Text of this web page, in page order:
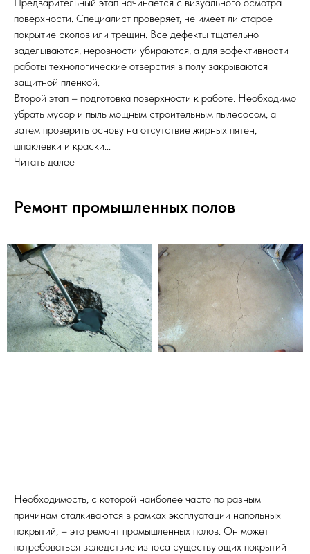
Предварительный этап начинается с визуального осмотра
поверхности. Специалист проверяет, не имеет ли старое
покрытие сколов или трещин. Все дефекты тщательно
заделываются, неровности убираются, а для эффективности
работы технологические отверстия в полу закрываются
защитной пленкой.
Второй этап – подготовка поверхности к работе. Необходимо
убрать мусор и пыль мощным строительным пылесосом, а
затем проверить основу на отсутствие жирных пятен,
шпаклевки и краски...
Читать далее
Ремонт промышленных полов
Необходимость, с которой наиболее часто по разным
причинам сталкиваются в рамках эксплуатации напольных
покрытий, – это ремонт промышленных полов. Он может
потребоваться вследствие износа существующих покрытий